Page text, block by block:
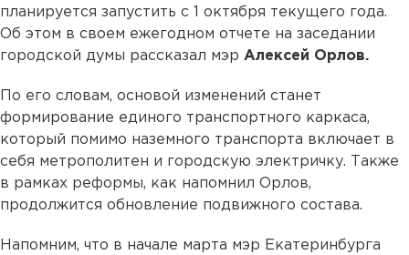
планируется запустить с 1 октября текущего года.
Об этом в своем ежегодном отчете на заседании
городской думы рассказал мэр Алексей Орлов.
По его словам, основой изменений станет
формирование единого транспортного каркаса,
который помимо наземного транспорта включает в
себя метрополитен и городскую электричку. Также
в рамках реформы, как напомнил Орлов,
продолжится обновление подвижного состава.
Напомним, что в начале марта мэр Екатеринбурга